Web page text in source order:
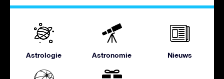
Astrologie Astronomie Nieuws